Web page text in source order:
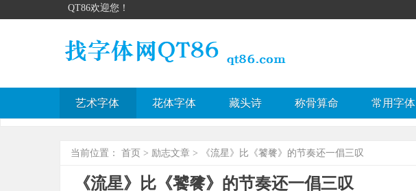
QT86欢迎您！
艺术字体 花体字体 藏头诗 称骨算命 常用字体
当前位置： 首页 > 励志文章 > 《流星》比《饕餮》的节奏还一倡三叹
《流星》比《饕餮》的节奏还一倡三叹